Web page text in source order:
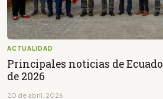
ACTUALIDAD
Principales noticias de
de 2026
20 de abril, 2026